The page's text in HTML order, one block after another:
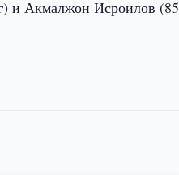
и Акмалжон Исроилов (85